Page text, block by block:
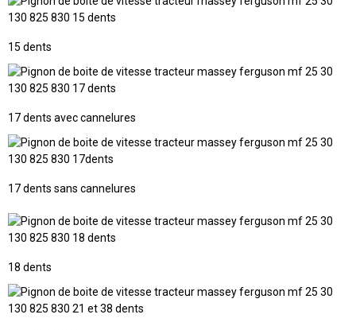
15 dents
17 dents avec cannelures
17 dents sans cannelures
18 dents